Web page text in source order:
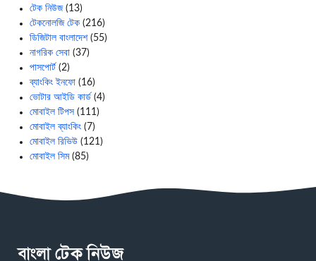
টেক নিউজ(13)
টেকনোলজি টেক (216)
ডিজিটাল বাংলাদেশ(55)
নাগরিক সেবা (37)
পাসপোর্ট (2)
ব্যাংকিং ইনফো (16)
ভোটার আইডি কার্ড (4)
মোবাইল টিপস (111)
মোবাইল ব্যাংকিং (7)
মোবাইল রিভিউ (121)
মোবাইল সিম(85)